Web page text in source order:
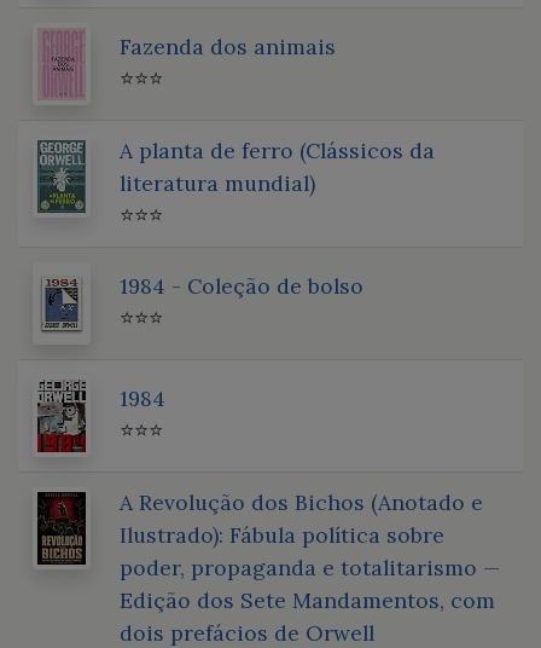
Fazenda dos animais
⭐⭐⭐
A planta de ferro (Clássicos da
literatura mundial)
⭐⭐⭐
1984 - Coleção de bolso
⭐⭐⭐
1984
⭐⭐⭐
A Revolução dos Bichos (Anotado e
Ilustrado): Fábula política sobre
poder, propaganda e totalitarismo —
Edição dos Sete Mandamentos, com
dois prefácios de Orwell